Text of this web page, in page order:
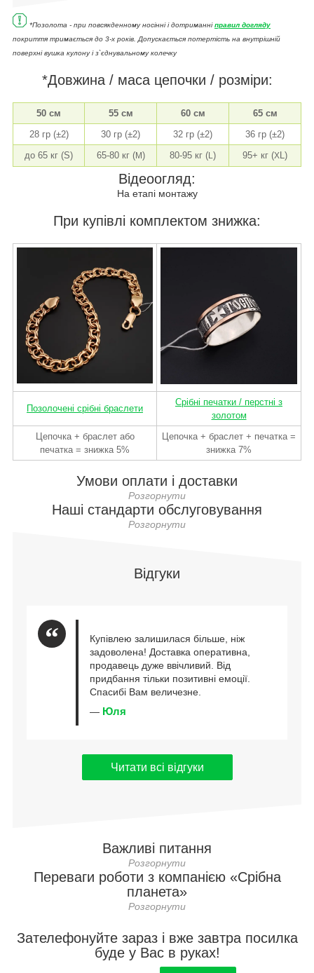
*Позолота - при повсякденному носінні і дотриманніправил догляду
покриття тримається до 3-х років. Допускається потертість на внутрішній
поверхні вушка кулону і з`єднувальному колечку
*Довжина / маса цепочки / розміри:
50 см 55 см 60 см
65 см
28 гр (±2)
30 гр (±2) 32 гр (±2)
36 гр (±2)
до 65 кг (S)
65-80 кг (M) 80-95 кг (L ) 95+ кг (X L)
Відеоогляд:
На етапі монтажу
При купівлі комплектом знижка:
Позолочені срібні браслети
Срібні печатки / перстні з
золотом
Цепочка + браслет або
печатка = знижка 5%
Цепочка + браслет + печатка =
знижка 7%
Умови оплати і доставки
Наші стандарти обслуговування
Відгуки
Купівлею залишилася більше, ніж
задоволена! Доставка оперативна,
продавець дуже ввічливий. Від
придбання тільки позитивні емоції.
Спасибі Вам величезне.
— Юля
Читати всі відгуки
Важливі питання
Переваги роботи з компанією «Срібна
планета»
Зателефонуйте зараз і вже завтра посилка
буде у Вас в руках!